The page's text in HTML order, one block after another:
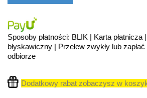
Sposoby płatności: BLIK | Karta płatnicza
błyskawiczny | Przelew zwykły lub
odbiorze
Dodatkowy rabat zobaczysz w